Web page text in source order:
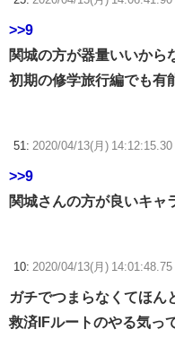
>>9
関城の方が器量いいから
初期の修学旅行編でも有
51: 2020/04/13(月)
>>9
関城さんの方が良いキャ
10: 2020/04/13(月)
ガチでつまらなくてほん
救済IFルートのやる気っ